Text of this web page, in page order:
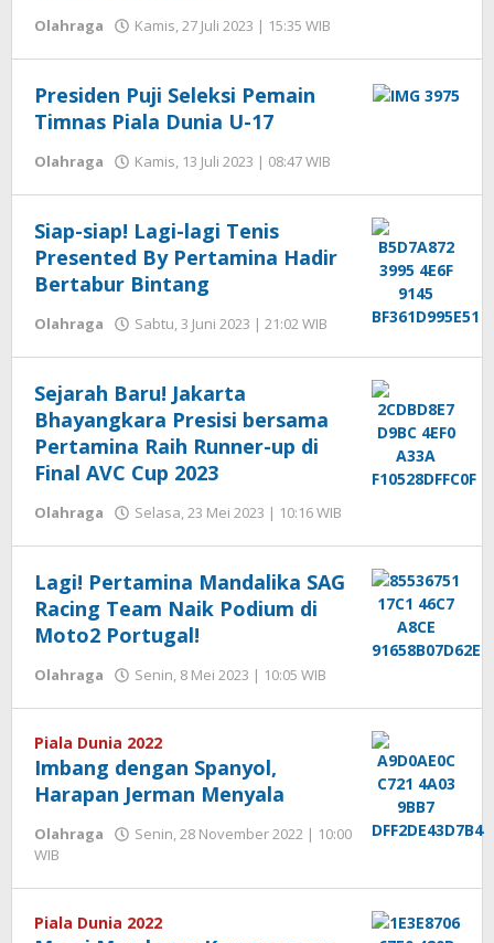
Olahraga Kamis, 27 Juli 2023 | 15:35 WIB
Seprihadi
Presiden Puji Seleksi Pemain
Timnas Piala Dunia U-17
Olahraga Kamis, 13 Juli 2023 | 08:47 WIB
Seprihadi
Siap-siap! Lagi-lagi Tenis
Presented By Pertamina Hadir
Bertabur Bintang
Olahraga Sabtu, 3 Juni 2023 | 21:02 WIB
Seprihadi
Sejarah Baru! Jakarta
Bhayangkara Presisi bersama
Pertamina Raih Runner-up di
Final AVC Cup 2023
Olahraga Selasa, 23 Mei 2023 | 10:16 WIB
Seprihadi
Lagi! Pertamina Mandalika SAG
Racing Team Naik Podium di
Moto2 Portugal!
Olahraga Senin, 8 Mei 2023 | 10:05 WIB
Seprihadi
Piala Dunia 2022
Imbang dengan Spanyol,
Harapan Jerman Menyala
Olahraga
Senin, 28 November 2022 | 10:00
WIB
Seprihadi
Piala Dunia 2022